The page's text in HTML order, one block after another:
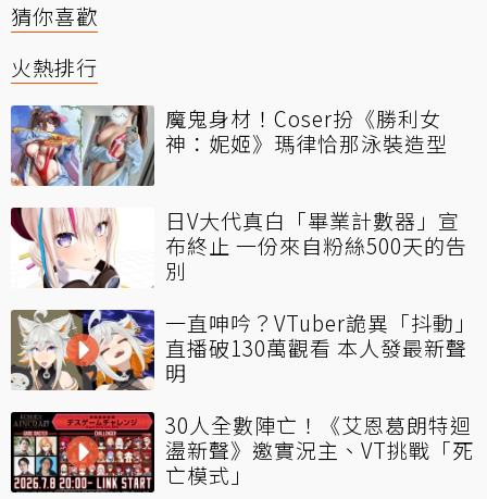
猜你喜歡
火熱排行
魔鬼身材！Coser扮《勝利女
神：妮姬》瑪律恰那泳裝造型
日V大代真白「畢業計數器」宣
布終止 一份來自粉絲500天的告
別
一直呻吟？VTuber詭異「抖動」
直播破130萬觀看 本人發最新聲
明
30人全數陣亡！《艾恩葛朗特迴
盪新聲》邀實況主、VT挑戰「死
亡模式」